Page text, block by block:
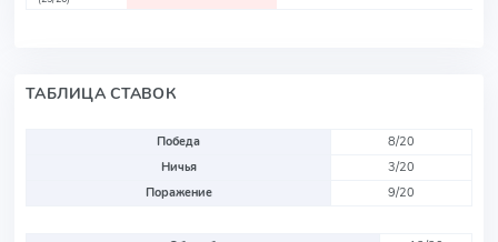
ТАБЛИЦА СТАВОК
Победа
8/20
Ничья
3/20
Поражение
9/20